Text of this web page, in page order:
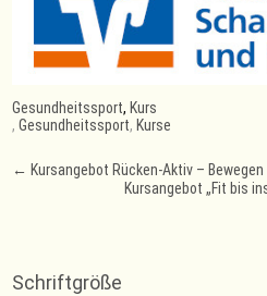
Gesundheitssport, Kurs
,Gesundheitssport, Kurse
Post
navigation
← Kursangebot Rücken-Aktiv –
Kursangebot „Fit bis
Schriftgröße